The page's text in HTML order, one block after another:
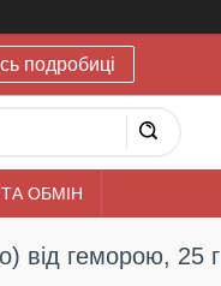
подробиці
ОБМІН
від геморою, 25 г